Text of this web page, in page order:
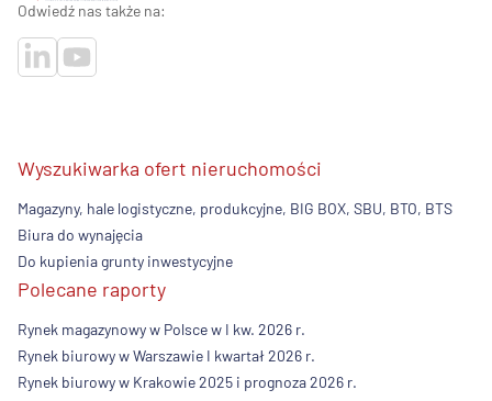
Odwiedź nas także na:
Wyszukiwarka ofert nieruchomości
Magazyny, hale logistyczne, produkcyjne, BIG BOX, SBU, BTO, BTS
Biura do wynajęcia
Do kupienia grunty inwestycyjne
Polecane raporty
Rynek magazynowy w Polsce w I kw. 2026 r.
Rynek biurowy w Warszawie I kwartał 2026 r.
Rynek biurowy w Krakowie 2025 i prognoza 2026 r.